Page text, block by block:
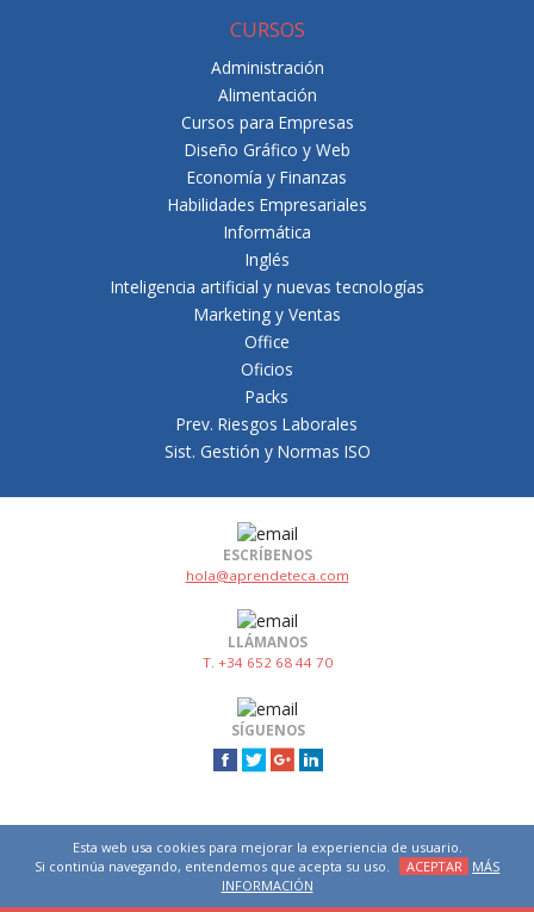
CURSOS
Administración
Alimentación
Cursos para Empresas
Diseño Gráfico y Web
Economía y Finanzas
Habilidades Empresariales
Informática
Inglés
Inteligencia artificial y nuevas tecnologías
Marketing y Ventas
Office
Oficios
Packs
Prev. Riesgos Laborales
Sist. Gestión y Normas ISO
ESCRÍBENOS
hola@aprendeteca.com
LLÁMANOS
T. +34 652 68 44 70
SÍGUENOS
Esta web usa cookies para mejorar la experiencia de usuario.
Si continúa navegando, entendemos que acepta su uso.
ACEPTAR
MÁS
INFORMACIÓN